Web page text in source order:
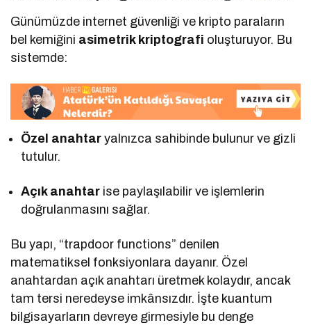
Günümüzde internet güvenliği ve kripto paraların
bel kemiğini asimetrik kriptografi oluşturuyor. Bu
sistemde:
Özel anahtar yalnızca sahibinde bulunur ve gizli
tutulur.
Açık anahtar ise paylaşılabilir ve işlemlerin
doğrulanmasını sağlar.
Bu yapı, “trapdoor functions” denilen
matematiksel fonksiyonlara dayanır. Özel
anahtardan açık anahtarı üretmek kolaydır, ancak
tam tersi neredeyse imkânsızdır. İşte kuantum
bilgisayarların devreye girmesiyle bu denge